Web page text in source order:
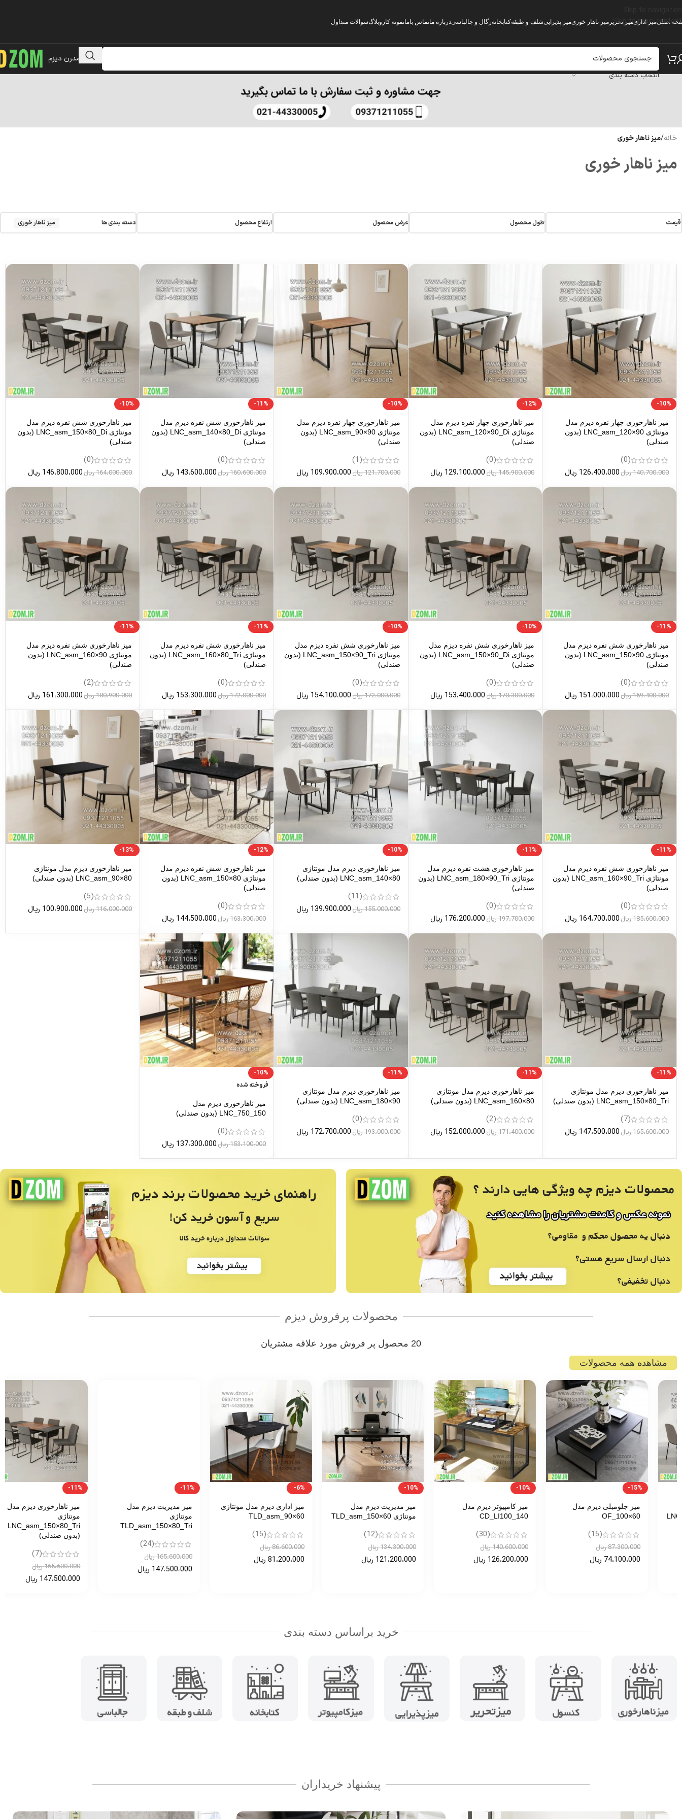
Skip to main content
اصلیمیز اداریمیز تحریر میز ناهار خوریمیز پذیراییشلف و طبقهکتابخانهرگال و جالباسیدرباره ماتماس بامانمونه کار وبلاگسوالات متداول
انتخاب دسته بندی
مبلمان مدرن دیزم
خانه/میز ناهار خوری
میز ناهار خوری
قیمت طول محصول عرض محصول ارتفاع محصول دسته بندی ها میز ناهار خوری
-10%
میز ناهارخوری چهار نفره دیزم مدل
مونتاژی LNC_asm_120×90 (بدون
صندلی)
(0)
140،700،000 ریال 126،400،000 ریال
-12%
میز ناهارخوری چهار نفره دیزم مدل
مونتاژی LNC_asm_120×90_Di (بدون
صندلی)
(0)
145،900،000 ریال 129،100،000 ریال
-10%
میز ناهارخوری چهار نفره دیزم مدل
مونتاژی LNC_asm_90×90 (بدون
صندلی)
(1)
121،700،000 ریال 109،900،000 ریال
-11%
میز ناهارخوری شش نفره دیزم مدل
مونتاژی LNC_asm_140×80_Di (بدون
صندلی)
(0)
160،600،000 ریال 143،600،000 ریال
-10%
میز ناهارخوری شش نفره دیزم مدل
مونتاژی LNC_asm_150×80_Di (بدون
صندلی)
(0)
164،000،000 ریال146،800،000 ریال
-11%
میز ناهارخوری شش نفره دیزم مدل
مونتاژی LNC_asm_150×90 (بدون
صندلی)
(0)
169،400،000 ریال 151،000،000 ریال
-10%
میز ناهارخوری شش نفره دیزم مدل
مونتاژی LNC_asm_150×90_Di (بدون
صندلی)
(0)
170،300،000 ریال 153،400،000 ریال
-10%
میز ناهارخوری شش نفره دیزم مدل
مونتاژی LNC_asm_150×90_Tri (بدون
صندلی)
(0)
172،000،000 ریال 154،100،000 ریال
-11%
میز ناهارخوری شش نفره دیزم مدل
مونتاژی LNC_asm_160×80_Tri (بدون
صندلی)
(0)
172،000،000 ریال 153،300،000 ریال
-11%
میز ناهارخوری شش نفره دیزم مدل
مونتاژی LNC_asm_160×90 (بدون
صندلی)
(2)
180،900،000 ریال161،300،000 ریال
-11%
میز ناهارخوری شش نفره دیزم مدل
مونتاژی LNC_asm_160×90_Tri (بدون
صندلی)
(0)
185،600،000 ریال 164،700،000 ریال
-11%
میز ناهارخوری هشت نفره دیزم مدل
مونتاژی LNC_asm_180×90_Tri (بدون
صندلی)
(0)
197،700،000 ریال 176،200،000 ریال
-10%
میز ناهارخوری دیزم مدل مونتاژی
LNC_asm_140×80 (بدون صندلی)
(11)
155،000،000 ریال 139،900،000 ریال
-12%
میز ناهارخوری شش نفره دیزم مدل
مونتاژی LNC_asm_150×80 (بدون
صندلی)
(0)
163،300،000 ریال 144،500،000 ریال
-13%
میز ناهارخوری دیزم مدل مونتاژی
LNC_asm_90×80 (بدون صندلی)
(5)
116،000،000 ریال100،900،000 ریال
-11%
میز ناهارخوری دیزم مدل مونتاژی
LNC_asm_150×80_Tri (بدون صندلی)
(7)
165،600،000 ریال 147،500،000 ریال
-11%
میز ناهارخوری دیزم مدل مونتاژی
LNC_asm_160×80 (بدون صندلی)
(2)
171،400،000 ریال 152،000،000 ریال
-11%
میز ناهارخوری دیزم مدل مونتاژی
LNC_asm_180×90 (بدون صندلی)
(0)
193،000،000 ریال 172،700،000 ریال
-10%
فروخته شده
میز ناهارخوری دیزم مدل
LNC_750_150 (بدون صندلی)
(0)
153،100،000 ریال 137،300،000 ریال
محصولات پرفروش دیزم
20 محصول پر فروش مورد علاقه مشتریان
مشاهده همه محصولات
میز جلومبلی دیزم مدل
OF_100×60
(15)
87،300،000 ریال
74،100،000 ریال
میز کامپیوتر دیزم مدل
CD_LI100_140
(30)
140،600،000 ریال
126،200،000 ریال
میز مدیریت دیزم مدل
مونتاژی TLD_asm_150×60
(12)
134،300،000 ریال
121،200،000 ریال
میز اداری دیزم مدل مونتاژی
TLD_asm_90×60
(15)
86،600،000 ریال
81،200،000 ریال
میز مدیریت دیزم مدل
TLD_asm_150×80_Tri
(24)
165،600،000 ریال
147،500،000 ریال
میز ناهارخوری دیزم مدل
LNC_asm_150×80_Tri
(بدون صندلی)
(7)
165،600،000 ریال
147،500،000 ریال
خرید براساس دسته بندی
پیشنهاد خریداران